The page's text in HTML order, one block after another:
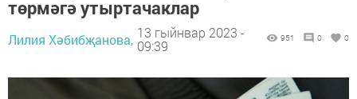
төрмәгә утыртачаклар
Лилия Хәбибҗанова, 13 гыйнвар 2023 -
09:39
951 0 0